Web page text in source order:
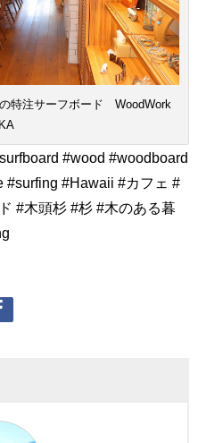
特注サーフボード WoodWork
#wood #woodboard
#surfing #Hawaii #カフェ #
#木頭杉 #杉 #木のある暮